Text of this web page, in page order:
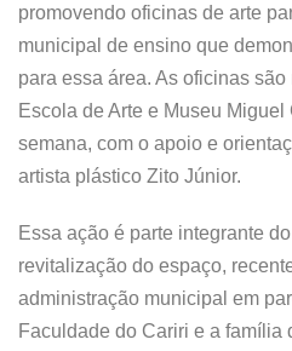
promovendo oficinas de arte
municipal de ensino que
para essa área. As oficinas
Escola de Arte e Museu
semana, com o apoio e
artista plástico Zito Júnior.
Essa ação é parte integrante
revitalização do espaço,
administração municipal em
Faculdade do Cariri e a família